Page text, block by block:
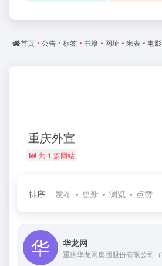
首页 • 公告 • 标签 • 书籍 • 网址 • 米表 • 电影
重庆外宣
共 1 篇网站
排序 发布 更新 浏览 点赞
华龙网